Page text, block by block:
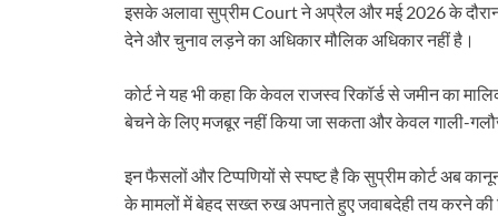
इसके अलावा सुप्रीम Court ने अप्रैल और मई 2026 के दौरान
देने और चुनाव लड़ने का अधिकार मौलिक अधिकार नहीं है।
कोर्ट ने यह भी कहा कि केवल राजस्व रिकॉर्ड से जमीन का
बेचने के लिए मजबूर नहीं किया जा सकता और केवल गाली-
इन फैसलों और टिप्पणियों से स्पष्ट है कि सुप्रीम कोर्ट अब
के मामलों में बेहद सख्त रुख अपनाते हुए जवाबदेही तय करने की